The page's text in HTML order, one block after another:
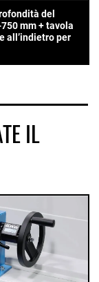
del
mm + tavola
all’indietro per
IL